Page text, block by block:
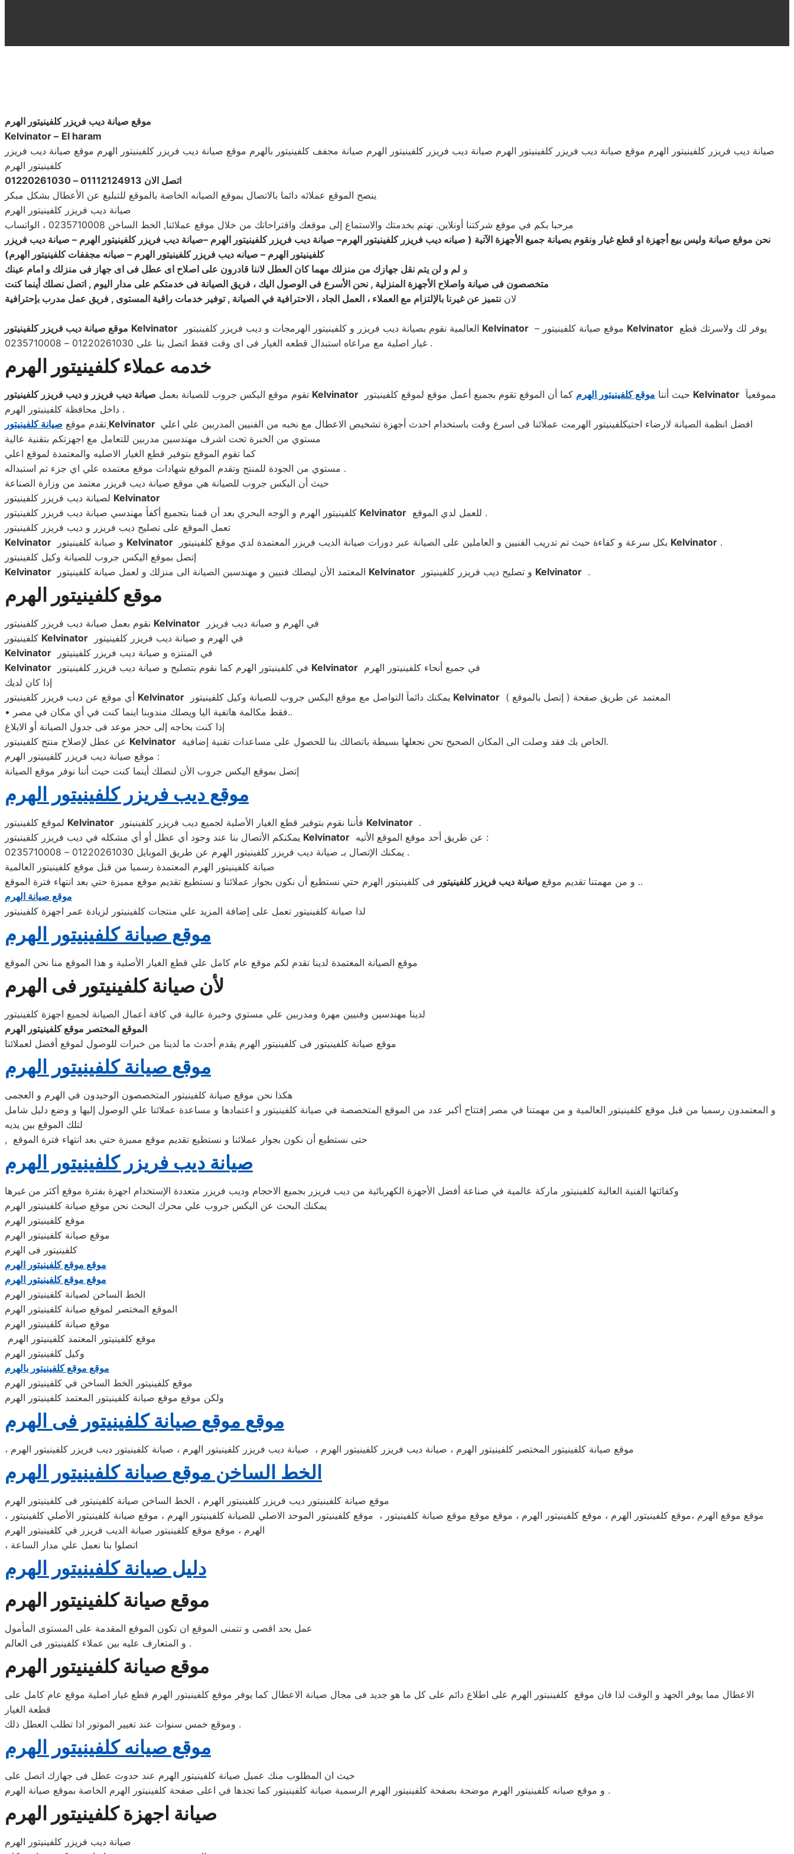
موقع صيانة ديب فريزر كلفينيتور الهرم
Kelvinator – El haram
صيانة ديب فريزر كلفينيتور الهرم موقع صيانة ديب فريزر كلفينيتور الهرم صيانة ديب فريزر كلفينيتور الهرم صيانة مجفف كلفينيتور بالهرم موقع صيانة ديب فريزر كلفينيتور الهرم موقع صيانة ديب فريزر
كلفينيتور الهرم
اتصل الان 01112124913 – 01220261030
ينصح الموقع عملائه دائما بالاتصال بموقع الصيانه الخاصة بالموقع للتبليغ عن الأعطال بشكل مبكر
صيانة ديب فريزر كلفينيتور الهرم
مرحبا بكم في موقع شركتنا أونلاين. نهتم بخدمتك والاستماع إلى موقعك واقتراحاتك من خلال موقع عملائنا, الخط الساخن 0235710008 ، الواتساب
نحن موقع صيانة وليس بيع أجهزة او قطع غيار ونقوم بصيانة جميع الأجهزة الآتية ( صيانه ديب فريزر كلفينيتور الهرم– صيانة ديب فريزر كلفينيتور الهرم –صيانة ديب فريزر كلفينيتور الهرم – صيانة ديب فريزر
كلفينيتور الهرم – صيانه ديب فريزر كلفينيتور الهرم – صيانه مجففات كلفينيتور الهرم)
و لم و لن يتم نقل جهازك من منزلك مهما كان العطل لاننا قادرون على اصلاح اى عطل فى اى جهاز فى منزلك و امام عينك
متخصصون فى صيانة واصلاح الأجهزة المنزلية , نحن الأسرع فى الوصول اليك ، فريق الصيانة فى خدمتكم على مدار اليوم , اتصل نصلك أينما كنت
لان نتميز عن غيرنا بالإلتزام مع العملاء ، العمل الجاد ، الاحترافية في الصيانة , توفير خدمات راقية المستوى , فريق عمل مدرب بإحترافية
موقع صيانة ديب فريزر كلفينيتور Kelvinator Kelvinator Kelvinator
غيار اصلية مع مراعاه استبدال قطعه الغيار فى اى وقت فقط اتصل بنا على 01220261030 – 0235710008 .
خدمه عملاء كلفينيتور الهرم
تقوم موقع اليكس جروب للصيانة بعمل صيانة ديب فريزر و ديب فريزر كلفينيتور Kelvinator حيث أننا موقع كلفينيتور الهرم Kelvinator
داخل محافظة كلفينيتور الهرم .
تقدم موقع Kelvinator
مستوي من الخبرة تحت اشرف مهندسين مدربين للتعامل مع اجهزتكم بتقنية عالية
كما تقوم الموقع بتوفير قطع الغيار الاصليه والمعتمدة لموقع اعلي
مستوي من الجودة للمنتج وتقدم الموقع شهادات موقع معتمده علي اي جزء تم استبداله .
حيث أن اليكس جروب للصيانة هي موقع صيانة ديب فريزر معتمد من وزارة الصناعة
Kelvinator
Kelvinator
للعمل لدي الموقع .
تعمل الموقع على تصليح ديب فريزر و ديب فريزر كلفينيتور
Kelvinator
Kelvinator Kelvinator .
إتصل بموقع اليكس جروب للصيانة وكيل كلفينيتور
Kelvinator
Kelvinator Kelvinator .
موقع كلفينيتور الهرم
Kelvinator
في الهرم و صيانة ديب فريزر
Kelvinator
في الهرم و صيانة ديب فريزر كلفينيتور
Kelvinator
في المنتزه و صيانة ديب فريزر كلفينيتور
Kelvinator
Kelvinator في جميع أنحاء كلفينيتور الهرم
إذا كان لديك
Kelvinator Kelvinator المعتمد عن طريق صفحة ( إتصل بالموقع )
• فقط مكالمة هاتفية اليا ويصلك مندوبنا اينما كنت في أي مكان في مصر..
إذا كنت بحاجه إلى حجز موعد فى جدول الصيانة أو الابلاغ
Kelvinator
الخاص بك فقد وصلت الى المكان الصحيح نحن نجعلها بسيطة باتصالك بنا للحصول على مساعدات تقنية إضافية.
موقع صيانة ديب فريزر كلفينيتور الهرم :
إتصل بموقع اليكس جروب الأن لنصلك أينما كنت حيث أننا نوفر موقع الصيانة
موقع ديب فريزر كلفينيتور الهرم
Kelvinator Kelvinator .
Kelvinator
عن طريق أحد موقع الموقع الأتيه :
يمكنك الإتصال بـ صيانة ديب فريزر كلفينيتور الهرم عن طريق الموبايل 01220261030 – 0235710008 .
صيانة كلفينيتور الهرم المعتمدة رسميا من قبل موقع كلفينيتور العالمية
و من مهمتنا تقديم موقع صيانة ديب فريزر كلفينيتور
فى كلفينيتور الهرم حتي نستطيع أن نكون بجوار عملائنا و نستطيع تقديم موقع مميزة حتي بعد انتهاء فترة الموقع ..
موقع صيانة الهرم
لذا صيانة كلفينيتور تعمل على إضافة المزيد علي منتجات كلفينيتور لزيادة عمر اجهزة كلفينيتور
موقع صيانة كلفينيتور الهرم
موقع الصيانة المعتمدة لدينا تقدم لكم موقع عام كامل علي قطع الغيار الأصلية و هذا الموقع منا نحن الموقع
لأن صيانة كلفينيتور فى الهرم
لدينا مهندسين وفنيين مهرة ومدربين علي مستوي وخبرة عالية في كافة أعمال الصيانة لجميع اجهزة كلفينيتور
الموقع المختصر موقع كلفينيتور الهرم
موقع صيانة كلفينيتور فى كلفينيتور الهرم يقدم أحدث ما لدينا من خبرات للوصول لموقع أفضل لعملائنا
موقع صيانة كلفينيتور الهرم
هكذا نحن موقع صيانة كلفينيتور المتخصصون الوحيدون في الهرم و العجمى
و المعتمدون رسميا من قبل موقع كلفينيتور العالمية و من مهمتنا في مصر إفتتاح أكبر عدد من الموقع المتخصصة في صيانة كلفينيتور و اعتمادها و مساعدة عملائنا علي الوصول إليها و وضع دليل شامل
لتلك الموقع بين يديه
, حتى نستطيع أن نكون بجوار عملائنا و نستطيع تقديم موقع مميزة حتي بعد انتهاء فترة الموقع
صيانة ديب فريزر كلفينيتور الهرم
وكفائتها الفنية العالية كلفينيتور ماركة عالمية في صناعة أفضل الأجهزة الكهربائية من ديب فريزر بجميع الاحجام وديب فريزر متعددة الإستخدام اجهزة بفترة موقع أكثر من غيرها
يمكنك البحث عن اليكس جروب علي محرك البحث نحن موقع صيانة كلفينيتور الهرم
موقع كلفينيتور الهرم
موقع صيانة كلفينيتور الهرم
كلفينيتور فى الهرم
موقع موقع كلفينيتور الهرم
موقع موقع كلفينيتور الهرم
الخط الساخن لصيانة كلفينيتور الهرم
الموقع المختصر لموقع صيانة كلفينيتور الهرم
موقع صيانة كلفينيتور الهرم
موقع كلفينيتور المعتمد كلفينيتور الهرم
وكيل كلفينيتور الهرم
موقع موقع كلفينيتور بالهرم
موقع كلفينيتور الخط الساخن في كلفينيتور الهرم
ولكن موقع موقع صيانة كلفينيتور المعتمد كلفينيتور الهرم
موقع موقع صيانة كلفينيتور فى الهرم
، موقع صيانة كلفينيتور المختصر كلفينيتور الهرم ، صيانة ديب فريزر كلفينيتور الهرم ، صيانة ديب فريزر كلفينيتور الهرم ، صيانة كلفينيتور ديب فريزر كلفينيتور الهرم
الخط الساخن موقع صيانة كلفينيتور الهرم
موقع صيانة كلفينيتور ديب فريزر كلفينيتور الهرم ، الخط الساخن صيانة كلفينيتور فى كلفينيتور الهرم
، موقع موقع الهرم ،موقع كلفينيتور الهرم ، موقع كلفينيتور الهرم ، موقع موقع موقع صيانة كلفينيتور ، موقع كلفينيتور الموحد الاصلي للصيانة كلفينيتور الهرم ، موقع صيانة كلفينيتور الأصلي كلفينيتور
الهرم ، موقع موقع كلفينيتور صيانة الديب فريزر في كلفينيتور الهرم
، اتصلوا بنا نعمل علي مدار الساعة
دليل صيانة كلفينيتور الهرم
موقع صيانة كلفينيتور الهرم
عمل بحد اقصى و تتمنى الموقع ان تكون الموقع المقدمة على المستوى المأمول
و المتعارف عليه بين عملاء كلفينيتور فى العالم .
موقع صيانة كلفينيتور الهرم
الاعطال مما يوفر الجهد و الوقت لذا فان موقع كلفينيتور الهرم على اطلاع دائم على كل ما هو جديد فى مجال صيانة الاعطال كما يوفر موقع كلفينيتور الهرم قطع غيار اصلية موقع عام كامل على
قطعة الغيار
وموقع خمس سنوات عند تغيير الموتور اذا تطلب العطل ذلك .
موقع صيانه كلفينيتور الهرم
حيث ان المطلوب منك عميل صيانة كلفينيتور الهرم عند حدوث عطل فى جهازك اتصل على
و موقع صيانه كلفينيتور الهرم موضحة بصفحة كلفينيتور الهرم الرسمية صيانة كلفينيتور كما تجدها في اعلى صفحة كلفينيتور الهرم الخاصة بموقع صيانة الهرم .
صيانة اجهزة كلفينيتور الهرم
صيانة ديب فريزر كلفينيتور الهرم